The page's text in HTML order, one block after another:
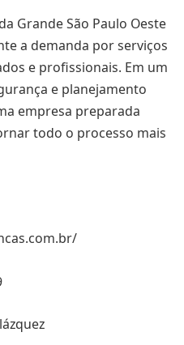
Grande São Paulo Oeste
a demanda por serviços
e profissionais. Em um
e planejamento
empresa preparada
todo o processo mais